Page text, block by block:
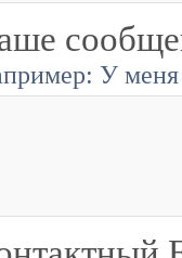
У меня